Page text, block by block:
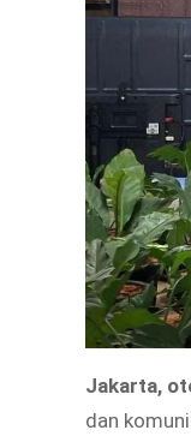
Jakarta,
dan